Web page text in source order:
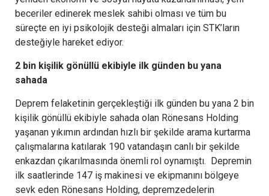
beceriler edinerek meslek sahibi olması ve tüm bu
süreçte en iyi psikolojik desteği almaları için STK’ların
desteğiyle hareket ediyor.
2 bin kişilik gönüllü ekibiyle ilk günden bu yana
sahada
Deprem felaketinin gerçekleştiği ilk günden bu yana 2 bin
kişilik gönüllü ekibiyle sahada olan Rönesans Holding
yaşanan yıkımın ardından hızlı bir şekilde arama kurtarma
çalışmalarına katılarak 190 vatandaşın canlı bir şekilde
enkazdan çıkarılmasında önemli rol oynamıştı. Depremin
ilk saatlerinde 147 iş makinesi ve ekipmanını bölgeye
sevk eden Rönesans Holding, depremzedelerin